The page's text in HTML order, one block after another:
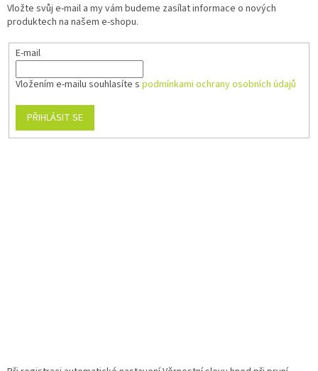
Vložte svůj e-mail a my vám budeme zasílat informace o nových
produktech na našem e-shopu.
E-mail
Vložením e-mailu souhlasíte s podmínkami ochrany osobních údajů
PŘIHLÁSIT SE